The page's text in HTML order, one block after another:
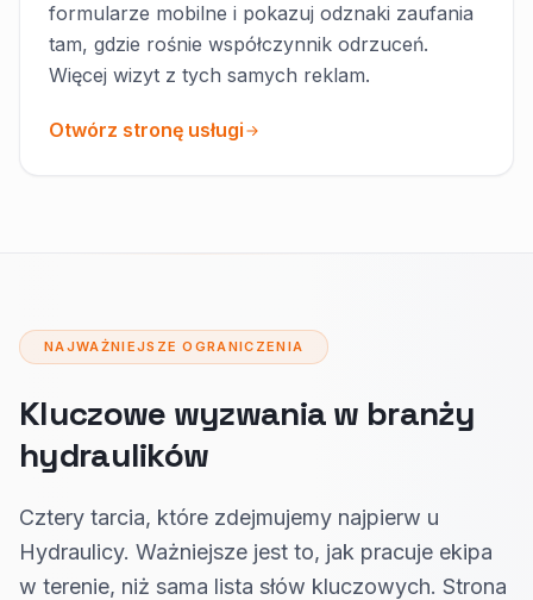
formularze mobilne i pokazuj odznaki zaufania
tam, gdzie rośnie współczynnik odrzuceń.
Więcej wizyt z tych samych reklam.
Otwórz stronę usługi
NAJWAŻNIEJSZE OGRANICZENIA
Kluczowe wyzwania w branży
hydraulików
Cztery tarcia, które zdejmujemy najpierw u
Hydraulicy. Ważniejsze jest to, jak pracuje ekipa
w terenie, niż sama lista słów kluczowych. Strona